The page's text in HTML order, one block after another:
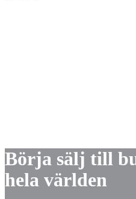
Börja sälj till
hela världen